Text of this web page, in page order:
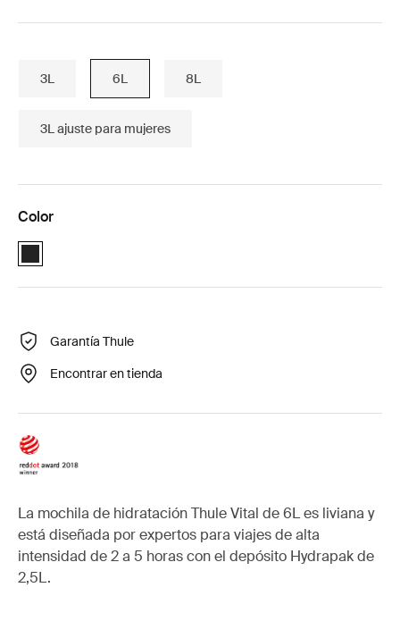
3L 6L 8L
3L ajuste para mujeres
Color
Thule Vital 6L Negro (selected)
Garantía Thule
Encontrar en tienda
La mochila de hidratación Thule Vital de 6L es liviana y
está diseñada por expertos para viajes de alta
intensidad de 2 a 5 horas con el depósito Hydrapak de
2,5L.